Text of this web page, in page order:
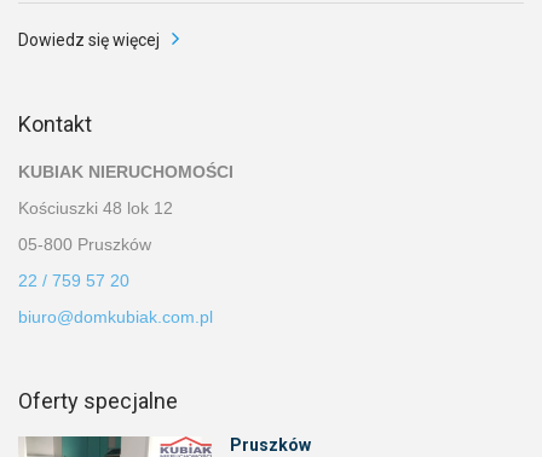
Dowiedz się więcej
Kontakt
KUBIAK NIERUCHOMOŚCI
Kościuszki 48 lok 12
05-800 Pruszków
22 / 759 57 20
biuro@domkubiak.com.pl
Oferty specjalne
Pruszków